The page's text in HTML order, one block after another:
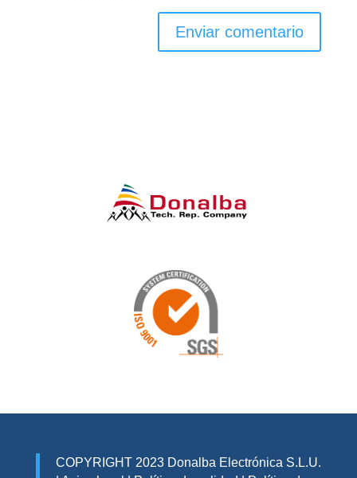
COPYRIGHT 2023 Donalba Electrónica S.L.U.